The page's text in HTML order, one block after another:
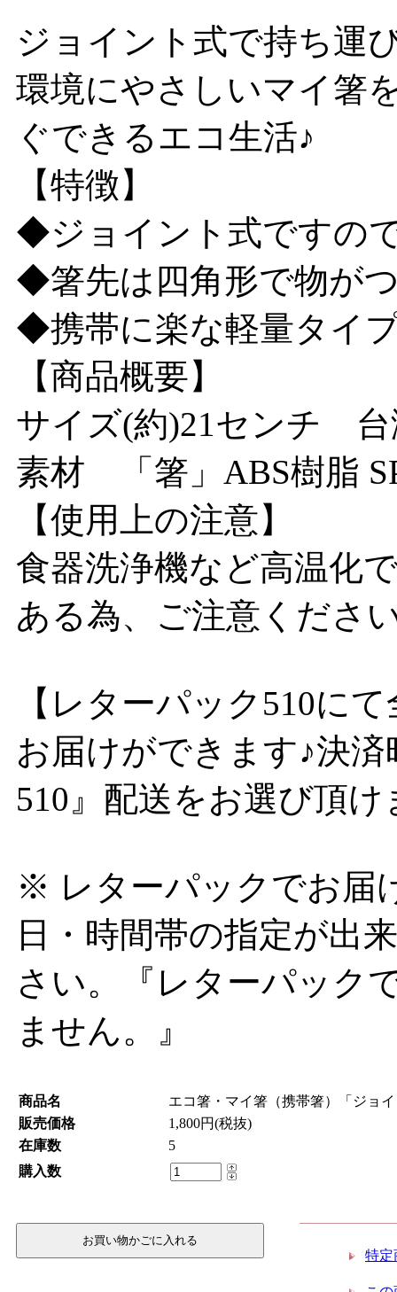
ジョイント式で持ち運
環境にやさしいマイ箸
ぐできるエコ生活♪
【特徴】
◆ジョイント式ですの
◆箸先は四角形で物が
◆携帯に楽な軽量タイ
【商品概要】
サイズ(約)21センチ 台
素材 「箸」ABS樹脂
【使用上の注意】
食器洗浄機など高温化
ある為、ご注意くださ
【レターパック510に
お届けができます♪決
510』配送をお選び頂け
※ レターパックでお届
日・時間帯の指定が出
さい。『レターパック
ません。』
商品名
エコ箸・マイ箸（携帯箸）「ジョ
販売価格
1,800円(税抜)
在庫数
5
購入数
特定